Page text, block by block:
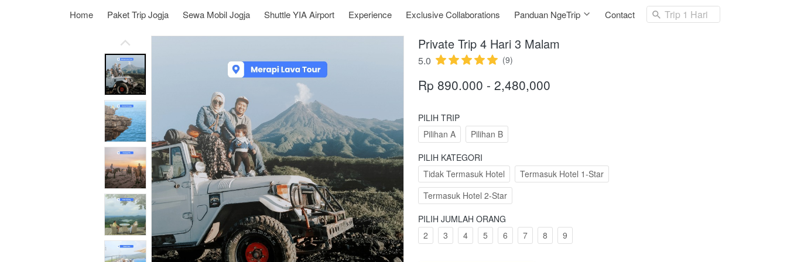
Home Paket Trip Jogja Sewa Mobil Jogja Shuttle YIA Airport Experience Exclusive Collaborations Panduan NgeTrip Contact Trip 1 Hari
Private Trip 4 Hari 3 Malam
5.0 (9)
Rp 890.000 - 2,480,000
PILIH TRIP
Pilihan A
Pilihan B
PILIH KATEGORI
Tidak Termasuk Hotel
Termasuk Hotel 1-Star
Termasuk Hotel 2-Star
PILIH JUMLAH ORANG
2
3 4 5 6 7 8 9